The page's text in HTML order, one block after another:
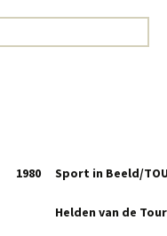
1980 Sport in Beeld/
Helden van de Tour